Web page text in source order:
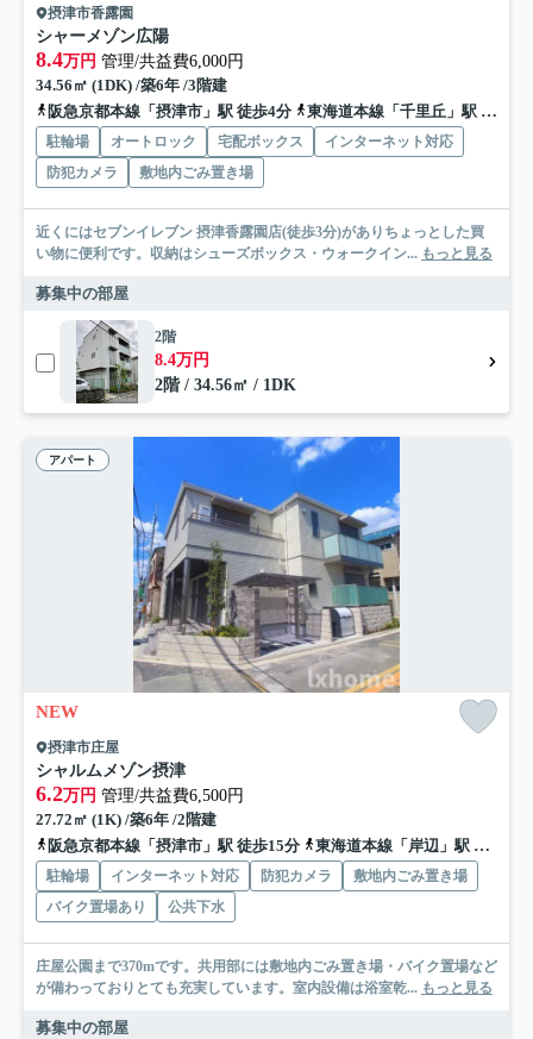
摂津市香露園
シャーメゾン広陽
8.4万円 管理/共益費6,000円
34.56㎡ (1DK) /築6年 /3階建
阪急京都本線「摂津市」駅 徒歩4分
東海道本線「千里丘」駅 徒歩10分
駐輪場 オートロック 宅配ボックス
インターネット対応
防犯カメラ
敷地内ごみ置き場
近くにはセブンイレブン 摂津香露園店(徒歩3分)がありちょっとした買
い物に便利です。収納はシューズボックス・ウォークイン... もっと見る
募集中の部屋
2階
8.4万円
2階 / 34.56㎡ / 1DK
アパート
NEW
摂津市庄屋
シャルムメゾン摂津
6.2万円 管理/共益費6,500円
27.72㎡ (1K) /築6年 /2階建
阪急京都本線「摂津市」駅 徒歩15分
東海道本線「岸辺」駅 徒歩15分
駐輪場 インターネット対応 防犯カメラ
敷地内ごみ置き場
バイク置場あり
公共下水
庄屋公園まで370mです。共用部には敷地内ごみ置き場・バイク置場など
が備わっておりとても充実しています。室内設備は浴室乾... もっと見る
募集中の部屋